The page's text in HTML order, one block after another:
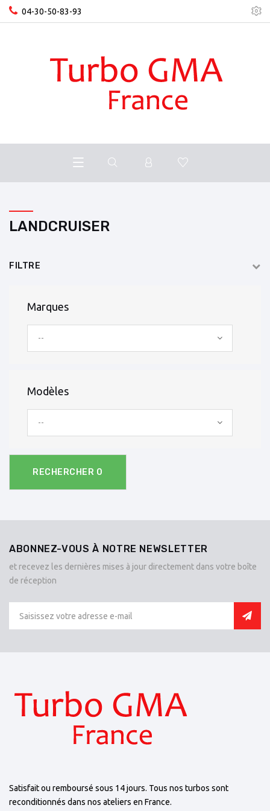
04-30-50-83-93
LANDCRUISER
FILTRE
Marques
--
Modèles
--
RECHERCHER 0
ABONNEZ-VOUS À NOTRE NEWSLETTER
et recevez les dernières mises à jour directement dans votre boîte
de réception
Satisfait ou remboursé sous 14 jours. Tous nos turbos sont
reconditionnés dans nos ateliers en France.